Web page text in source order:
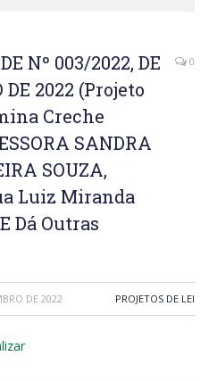
Nº 003/2022, DE
DE 2022 (Projeto
Creche
SANDRA
SOUZA,
Luiz Miranda
Dá Outras
0
DE 2022 PROJETOS DE LEI